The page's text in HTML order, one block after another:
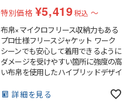
特別価格 ¥5,419税込 〜
布帛×マイクロフリース収納力もある
プロ仕様フリースジャケット ワーク
シーンでも安心して着用できるように
ダメージを受けやすい箇所に強度の高
い布帛を使用したハイブリッドデザイ
スナーポケット、両脇ポケットで収納
詳細を見る